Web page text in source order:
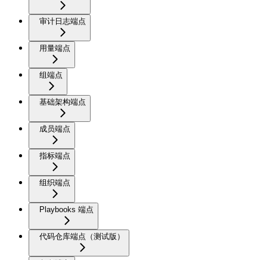
审计日志端点
用量端点
组端点
基础架构端点
成员端点
指标端点
组织端点
Playbooks 端点
代码仓库端点（测试版）